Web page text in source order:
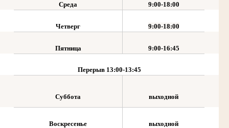
Среда 9:00-18:00
Четверг 9:00-18:00
Пятница 9:00-16:45
Перерыв 13:00-13:45
Суббота выходной
Воскресенье выходной